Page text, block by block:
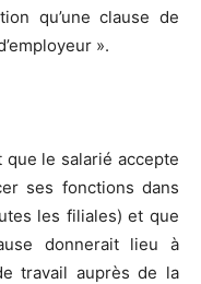
qu’une clause de
».
le salarié accepte
ses fonctions dans
les filiales) et que
donnerait lieu à
travail auprès de la